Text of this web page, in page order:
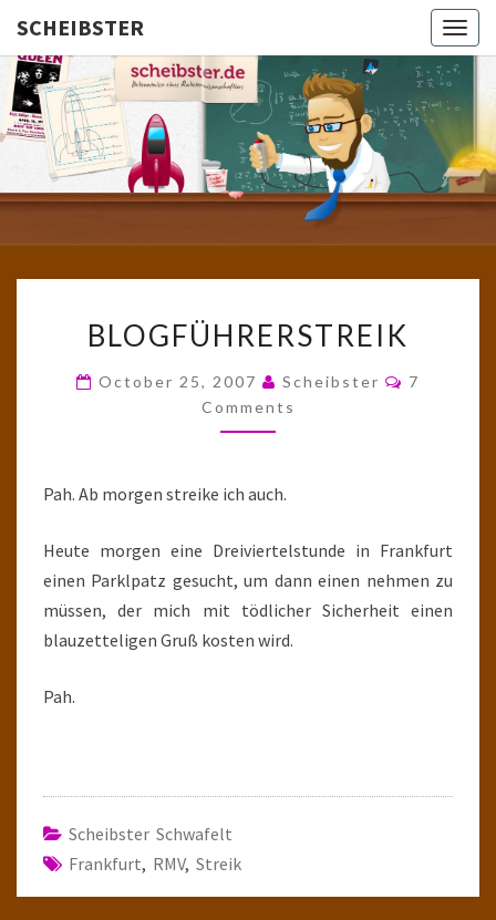
SCHEIBSTER
Gutbürgerliche
Reime Und
Mehr! In
Blogform.
School!
BLOGFÜHRERSTREIK
October 25, 2007 Scheibster Comments
7
Comments
Pah. Ab morgen streike ich auch.
Heute morgen eine Dreiviertelstunde in Frankfurt
einen Parklpatz gesucht, um dann einen nehmen zu
müssen, der mich mit tödlicher Sicherheit einen
blauzetteligen Gruß kosten wird.
Pah.
Scheibster Schwafelt
Frankfurt, RMV, Streik